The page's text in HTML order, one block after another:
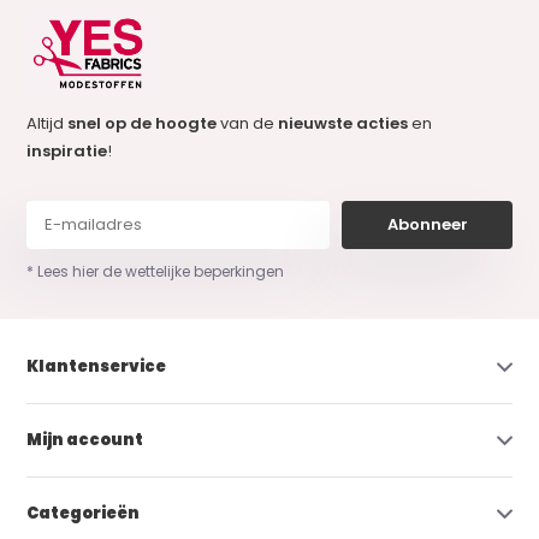
Altijd snel op de hoogtevan de nieuwste actiesen
inspiratie!
Abonneer
* Lees hier de wettelijke beperkingen
Klantenservice
Mijn account
Categorieën